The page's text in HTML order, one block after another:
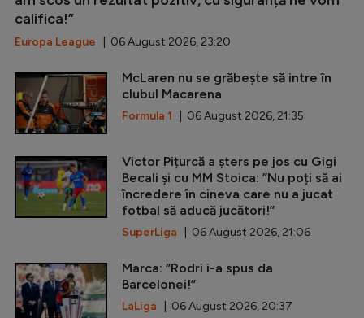
califica!”
Europa League | 06 August 2026, 23:20
McLaren nu se grăbește să intre în
clubul Macarena
Formula 1 | 06 August 2026, 21:35
Victor Pițurcă a șters pe jos cu Gigi
Becali și cu MM Stoica: ”Nu poți să ai
încredere în cineva care nu a jucat
fotbal să aducă jucători!”
SuperLiga | 06 August 2026, 21:06
Marca: ”Rodri i-a spus da
Barcelonei!”
LaLiga | 06 August 2026, 20:37